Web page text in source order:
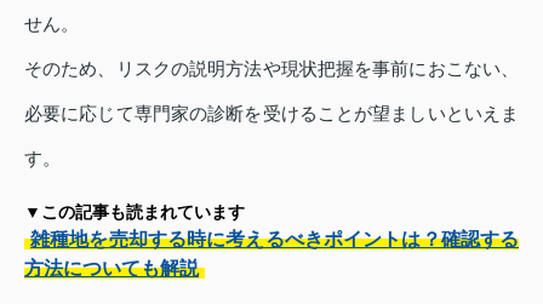
せん。
そのため、リスクの説明方法や現状把握を事前におこない、
必要に応じて専門家の診断を受けることが望ましいといえま
す。
▼この記事も読まれています
雑種地を売却する時に考えるべきポイントは？確認する
方法についても解説